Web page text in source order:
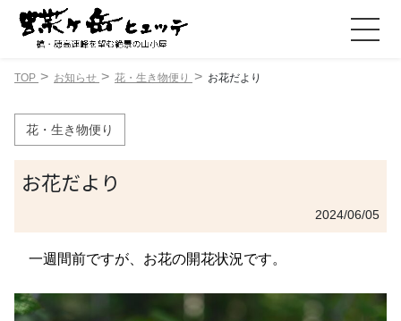
TOP お知らせ 花・生き物便り お花だより
花・生き物便り
お花だより
2024/06/05
一週間前ですが、お花の開花状況です。